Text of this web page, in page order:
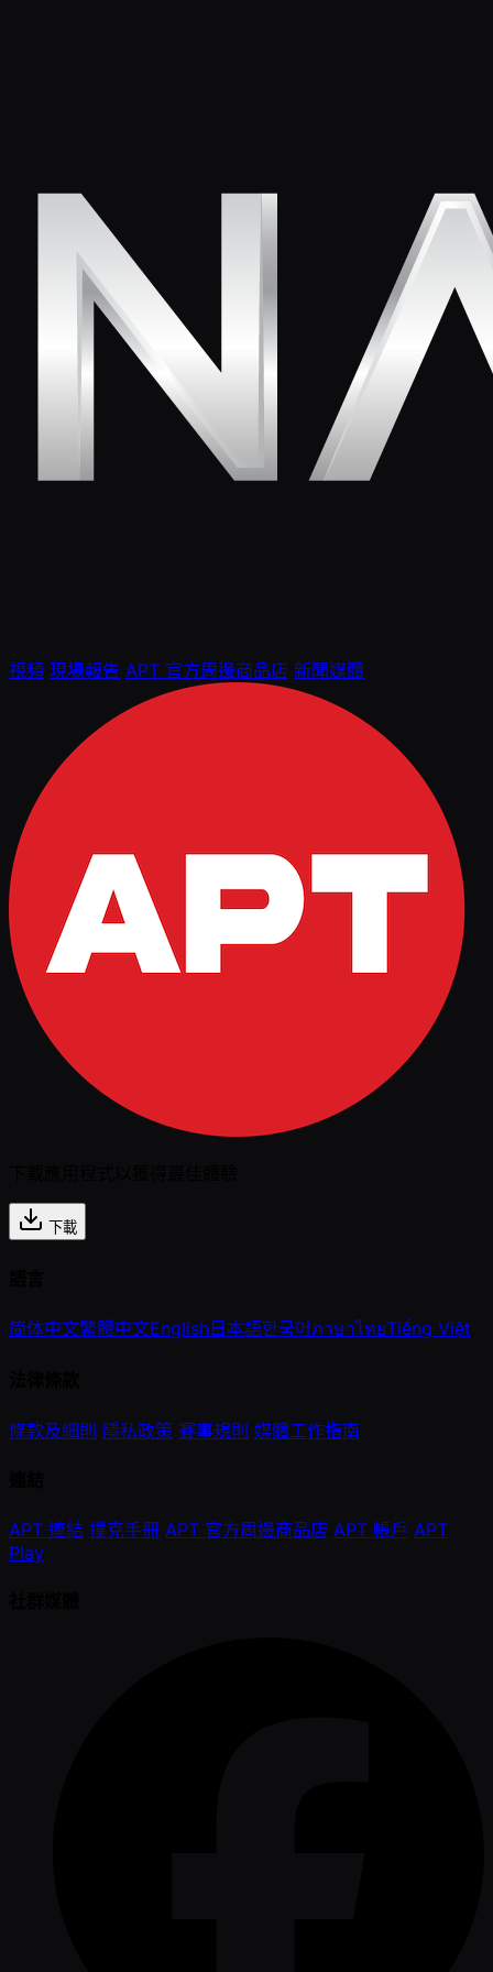
視頻 現場報告 APT 官方周邊商品店 新聞媒體
下載
简体中文繁體中文English日本語한국어ภาษาไทยTiếng Việt
條款及細則 隱私政策 賽事規則 媒體工作指南
APT 連結 撲克手冊 APT 官方周邊商品店 APT 帳戶 APT
Play